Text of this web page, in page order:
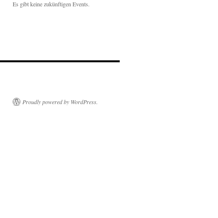
Es gibt keine zukünftigen Events.
Proudly powered by WordPress.